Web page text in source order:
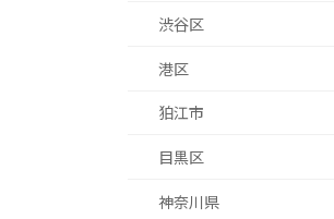
渋谷区
港区
狛江市
目黒区
神奈川県